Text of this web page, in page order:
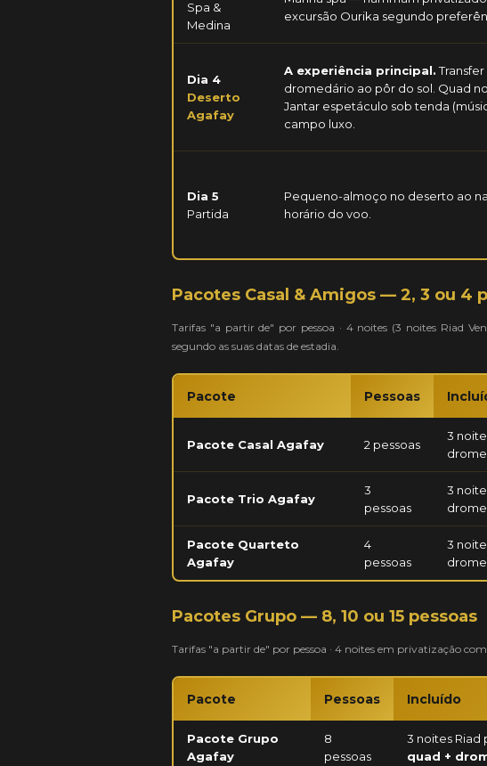
Spa &
Medina
excursão Ourika segundo
Dia 4
Deserto
Agafay
A experiência principal.
dromedário ao pôr do sol. Quad
Jantar espetáculo sob tenda
campo luxo.
Dia 5
Partida
Pequeno-almoço no deserto ao
horário do voo.
Pacotes Casal & Amigos — 2, 3 ou 4
Tarifas "a partir de" por pessoa · 4 noites (3 noites Riad
segundo as suas datas de estadia.
Pacote Pessoas
Pacote Casal Agafay 2 pessoas
3
Pacote Trio Agafay
3
pessoas
3
Pacote Quarteto
Agafay
4
pessoas
3
Pacotes Grupo — 8, 10 ou 15 pessoas
Tarifas "a partir de" por pessoa · 4 noites em privatização
Pacote Pessoas Incluído
Pacote Grupo
Agafay
8
pessoas
3 noites Riad
quad +